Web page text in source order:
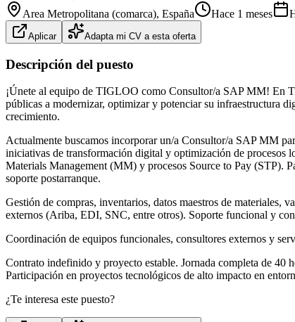
Area Metropolitana (comarca), España Hace 1 meses
Aplicar Adapta mi CV a esta oferta
Descripción del puesto
¡Únete al equipo de TIGLOO como Consultor/a SAP MM! En
públicas a modernizar, optimizar y potenciar su infraestructura
crecimiento.
Actualmente buscamos incorporar un/a Consultor/a SAP MM
iniciativas de transformación digital y optimización de procesos
Materials Management (MM) y procesos Source to Pay (STP).
soporte postarranque.
Gestión de compras, inventarios, datos maestros de
externos (Ariba, EDI, SNC, entre otros). Soporte funcional y
Coordinación de equipos funcionales, consultores externos y
Contrato indefinido y proyecto estable. Jornada completa de 40
Participación en proyectos tecnológicos de alto impacto en
¿Te interesa este puesto?